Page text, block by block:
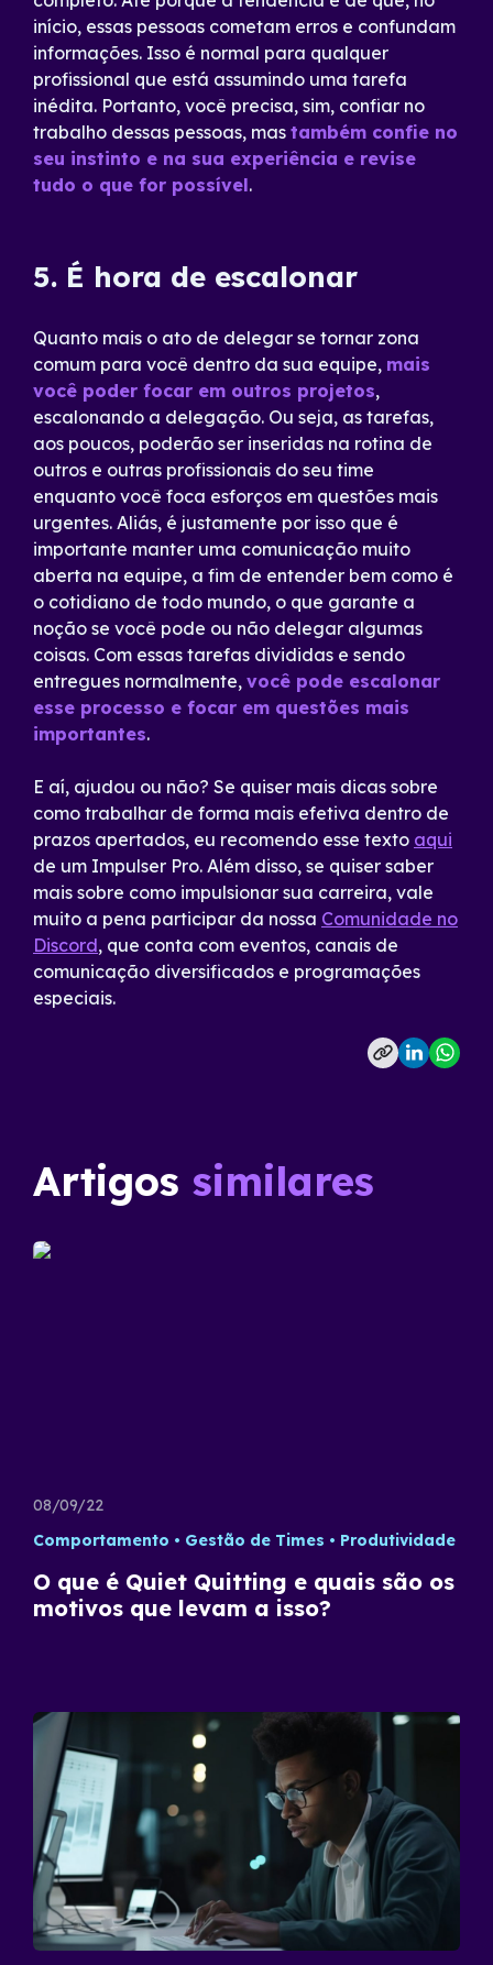
início, essas pessoas cometam erros e confundam
informações. Isso é normal para qualquer
profissional que está assumindo uma tarefa
inédita. Portanto, você precisa, sim, confiar no
trabalho dessas pessoas, mas também confie no
seu instinto e na sua experiência e revise
tudo o que for possível.
5. É hora de escalonar
Quanto mais o ato de delegar se tornar zona
comum para você dentro da sua equipe, mais
você poder focar em outros projetos,
escalonando a delegação. Ou seja, as tarefas,
aos poucos, poderão ser inseridas na rotina de
outros e outras profissionais do seu time
enquanto você foca esforços em questões mais
urgentes. Aliás, é justamente por isso que é
importante manter uma comunicação muito
aberta na equipe, a fim de entender bem como é
o cotidiano de todo mundo, o que garante a
noção se você pode ou não delegar algumas
coisas. Com essas tarefas divididas e sendo
entregues normalmente, você pode escalonar
esse processo e focar em questões mais
importantes.
E aí, ajudou ou não? Se quiser mais dicas sobre
como trabalhar de forma mais efetiva dentro de
prazos apertados, eu recomendo esse texto aqui
de um Impulser Pro. Além disso, se quiser saber
mais sobre como impulsionar sua carreira, vale
muito a pena participar da nossa Comunidade no
Discord, que conta com eventos, canais de
comunicação diversificados e programações
especiais.
Artigos similares
08/09/22
Comportamento
Gestão de Times Produtividade
O que é Quiet Quitting e quais são os
motivos que levam a isso?